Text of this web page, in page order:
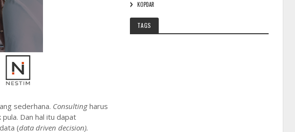
sederhana. Consultingharus
Dan hal itu dapat
(data driven decision).
KOPDAR
TAGS